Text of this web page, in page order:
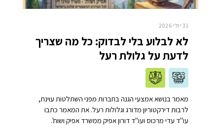
31 יולי 2026
לא לבלוע בלי לבדוק: כל מה שצריך
לדעת על גלולת רעל
מאמר בנושא אמצעי הגנה בחברות מפני השתלטות עוינת,
לרבות דירקטוריון מדורג וגלולות רעל. את המאמר כתבו
עו"ד עדי מרכוס ועו"ד דורון אפיק ממשרד אפיק ושות'.